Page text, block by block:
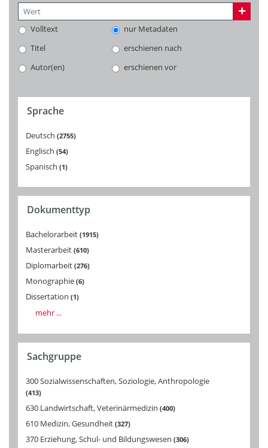
Volltext
nur Metadaten
Titel
erschienen nach
Autor(en)
erschienen vor
Sprache
Deutsch 2755
Englisch 54
Spanisch 1
Dokumenttyp
Bachelorarbeit 1915
Masterarbeit 610
Diplomarbeit 276
Monographie 6
Dissertation 1
mehr ...
Sachgruppe
300 Sozialwissenschaften, Soziologie, Anthropologie
413
630 Landwirtschaft, Veterinärmedizin 400
610 Medizin, Gesundheit 327
370 Erziehung, Schul- und Bildungswesen 306